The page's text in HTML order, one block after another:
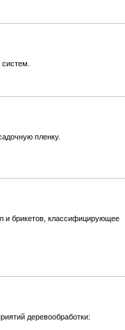
пленку.
и брикетов, классифицирующее
деревообработки: